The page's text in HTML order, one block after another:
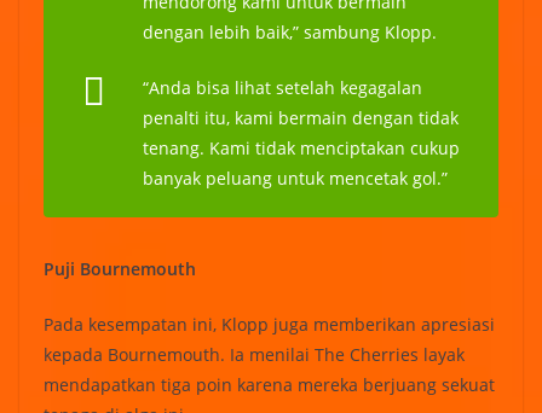
dengan lebih baik,” sambung Klopp.
“Anda bisa lihat setelah kegagalan
penalti itu, kami bermain dengan tidak
tenang. Kami tidak menciptakan cukup
banyak peluang untuk mencetak gol.”
Puji Bournemouth
Pada kesempatan ini, Klopp juga memberikan apresiasi
kepada Bournemouth. Ia menilai The Cherries layak
mendapatkan tiga poin karena mereka berjuang sekuat